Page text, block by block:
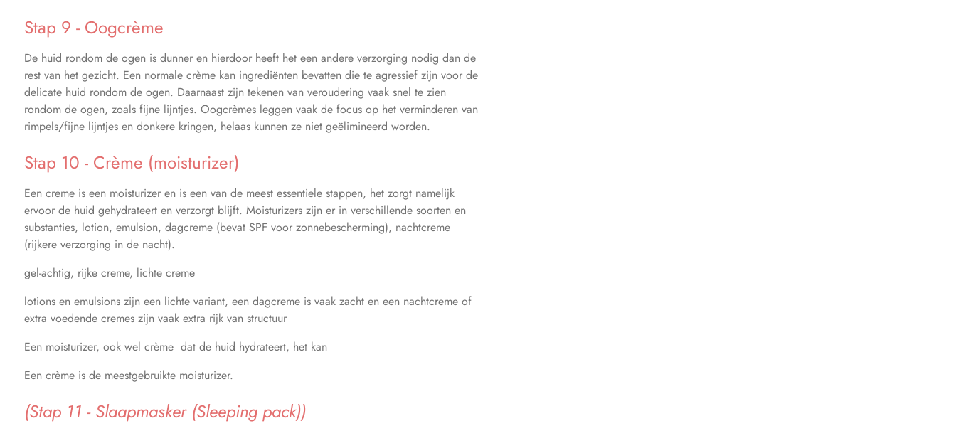
Stap 9 - Oogcrème
De huid rondom de ogen is dunner en hierdoor heeft het een andere verzorging nodig dan de
rest van het gezicht. Een normale crème kan ingrediënten bevatten die te agressief zijn voor de
delicate huid rondom de ogen. Daarnaast zijn tekenen van veroudering vaak snel te zien
rondom de ogen, zoals fijne lijntjes. Oogcrèmes leggen vaak de focus op het verminderen van
rimpels/fijne lijntjes en donkere kringen, helaas kunnen ze niet geëlimineerd worden.
Stap 10 - Crème (moisturizer)
Een creme is een moisturizer en is een van de meest essentiele stappen, het zorgt namelijk
ervoor de huid gehydrateert en verzorgt blijft. Moisturizers zijn er in verschillende soorten en
substanties, lotion, emulsion, dagcreme (bevat SPF voor zonnebescherming), nachtcreme
(rijkere verzorging in de nacht).
gel-achtig, rijke creme, lichte creme
lotions en emulsions zijn een lichte variant, een dagcreme is vaak zacht en een nachtcreme of
extra voedende cremes zijn vaak extra rijk van structuur
Een moisturizer, ook wel crème dat de huid hydrateert, het kan
Een crème is de meestgebruikte moisturizer.
(Stap 11 - Slaapmasker (Sleeping pack))